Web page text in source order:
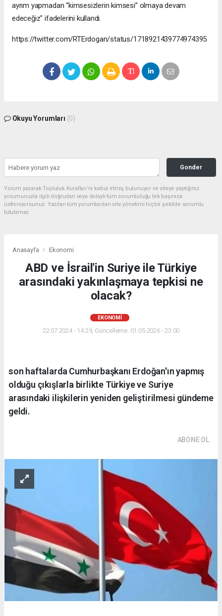
ayrım yapmadan “kimsesizlerin kimsesi” olmaya devam
edeceğiz" ifadelerini kullandı.
https://twitter.com/RTErdogan/status/1718921439774974395
Okuyu Yorumları (0)
Gonder
Yorum yazarak Topluluk Kuralları’nı kabul etmiş bulunuyor ve siteye yaptığınız
yorumunuzla ilgili doğrudan veya dolaylı tüm sorumluluğu tek başınıza
üstleniyorsunuz. Yazılan tüm yorumlardan site yönetimi hiçbir şekilde sorumlu
tutulamaz.
Anasayfa Ekonomi
ABD ve İsrail'in Suriye ile Türkiye
arasındaki yakınlaşmaya tepkisi ne
olacak?
EKONOMI
22.07.2024 - 14:29, Güncelleme: 01.05.2026 - 23:00
son haftalarda Cumhurbaşkanı Erdoğan'ın yapmış
olduğu çıkışlarla birlikte Türkiye ve Suriye
arasındaki ilişkilerin yeniden geliştirilmesi gündeme
geldi.